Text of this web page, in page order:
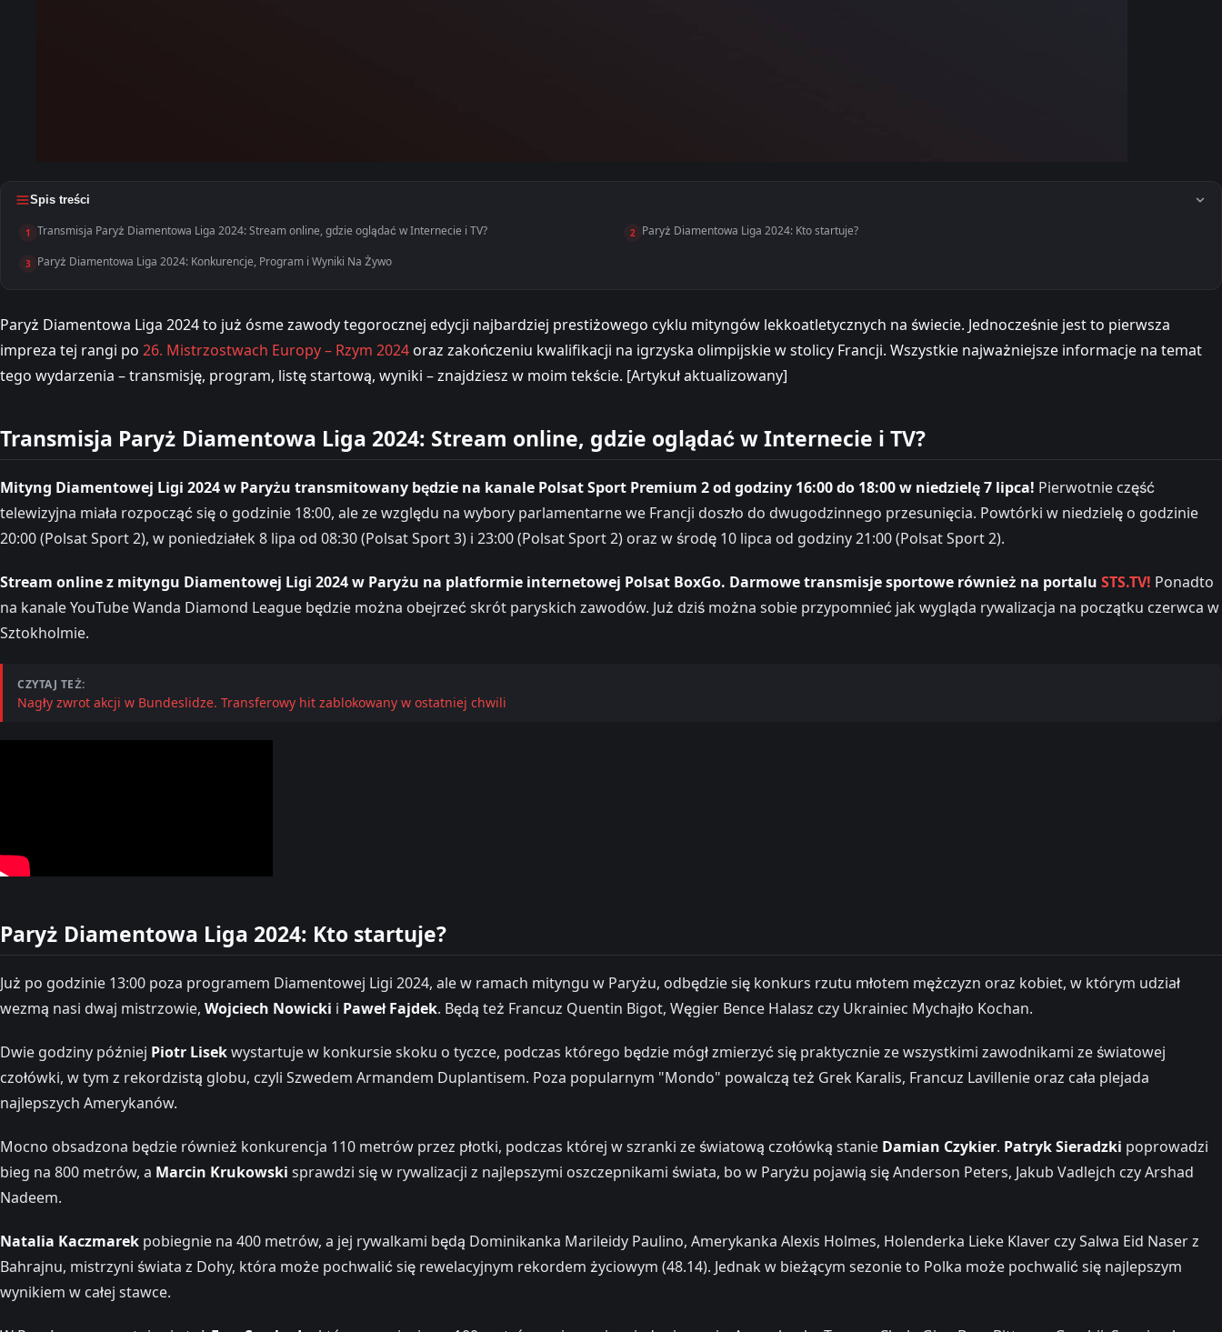
Spis treści
1 Transmisja Paryż Diamentowa Liga 2024: Stream online, gdzie oglądać w Internecie i TV? 2 Paryż Diamentowa Liga 2024: Kto startuje?
3 Paryż Diamentowa Liga 2024: Konkurencje, Program i Wyniki Na Żywo
Paryż Diamentowa Liga 2024 to już ósme zawody tegorocznej edycji najbardziej prestiżowego cyklu mityngów lekkoatletycznych na świecie. Jednocześnie jest to pierwsza
impreza tej rangi po 26. Mistrzostwach Europy – Rzym 2024 oraz zakończeniu kwalifikacji na igrzyska olimpijskie w stolicy Francji. Wszystkie najważniejsze informacje na temat
tego wydarzenia – transmisję, program, listę startową, wyniki – znajdziesz w moim tekście. [Artykuł aktualizowany]
Transmisja Paryż Diamentowa Liga 2024: Stream online, gdzie oglądać w Internecie i TV?
Mityng Diamentowej Ligi 2024 w Paryżu transmitowany będzie na kanale Polsat Sport Premium 2 od godziny 16:00 do 18:00 w niedzielę 7 lipca! Pierwotnie część
telewizyjna miała rozpocząć się o godzinie 18:00, ale ze względu na wybory parlamentarne we Francji doszło do dwugodzinnego przesunięcia. Powtórki w niedzielę o godzinie
20:00 (Polsat Sport 2), w poniedziałek 8 lipa od 08:30 (Polsat Sport 3) i 23:00 (Polsat Sport 2) oraz w środę 10 lipca od godziny 21:00 (Polsat Sport 2).
Stream online z mityngu Diamentowej Ligi 2024 w Paryżu na platformie internetowej Polsat BoxGo. Darmowe transmisje sportowe również na portalu STS.TV! Ponadto
na kanale YouTube Wanda Diamond League będzie można obejrzeć skrót paryskich zawodów. Już dziś można sobie przypomnieć jak wygląda rywalizacja na początku czerwca w
Sztokholmie.
CZYTAJ TEŻ:
Nagły zwrot akcji w Bundeslidze. Transferowy hit zablokowany w ostatniej chwili
Paryż Diamentowa Liga 2024: Kto startuje?
Już po godzinie 13:00 poza programem Diamentowej Ligi 2024, ale w ramach mityngu w Paryżu, odbędzie się konkurs rzutu młotem mężczyzn oraz kobiet, w którym udział
wezmą nasi dwaj mistrzowie, Wojciech Nowicki i Paweł Fajdek. Będą też Francuz Quentin Bigot, Węgier Bence Halasz czy Ukrainiec Mychajło Kochan.
Dwie godziny później Piotr Lisekwystartuje w konkursie skoku o tyczce, podczas którego będzie mógł zmierzyć się praktycznie ze wszystkimi zawodnikami ze światowej
czołówki, w tym z rekordzistą globu, czyli Szwedem Armandem Duplantisem. Poza popularnym "Mondo" powalczą też Grek Karalis, Francuz Lavillenie oraz cała plejada
najlepszych Amerykanów.
Mocno obsadzona będzie również konkurencja 110 metrów przez płotki, podczas której w szranki ze światową czołówką stanie Damian Czykier. Patryk Sieradzki poprowadzi
bieg na 800 metrów, a Marcin Krukowski sprawdzi się w rywalizacji z najlepszymi oszczepnikami świata, bo w Paryżu pojawią się Anderson Peters, Jakub Vadlejch czy Arshad
Nadeem.
Natalia Kaczmarek pobiegnie na 400 metrów, a jej rywalkami będą Dominikanka Marileidy Paulino, Amerykanka Alexis Holmes, Holenderka Lieke Klaver czy Salwa Eid Naser z
Bahrajnu, mistrzyni świata z Dohy, która może pochwalić się rewelacyjnym rekordem życiowym (48.14). Jednak w bieżącym sezonie to Polka może pochwalić się najlepszym
wynikiem w całej stawce.